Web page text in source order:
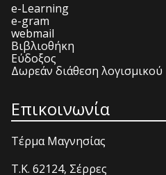
e-Learning
e-gram
webmail
Βιβλιοθήκη
Εύδοξος
Δωρεάν διάθεση λογισμικού
Επικοινωνία
Τέρμα Μαγνησίας
T.K. 62124, Σέρρες